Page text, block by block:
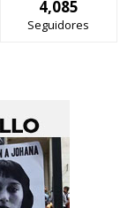
4,085
Seguidores